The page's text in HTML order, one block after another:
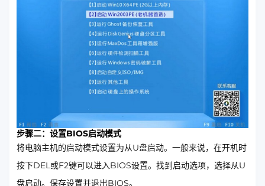
步骤二：设置BIOS启动模式
将电脑主机的启动模式设置为从U盘启动。一般来说，在开机时
按下DEL或F2键可以进入BIOS设置。找到启动选项，选择从U
盘启动。保存设置并退出BIOS。